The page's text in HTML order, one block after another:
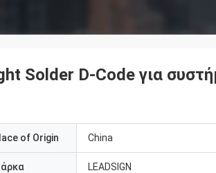
Solder D-Code για
of Origin China
LEADSIGN